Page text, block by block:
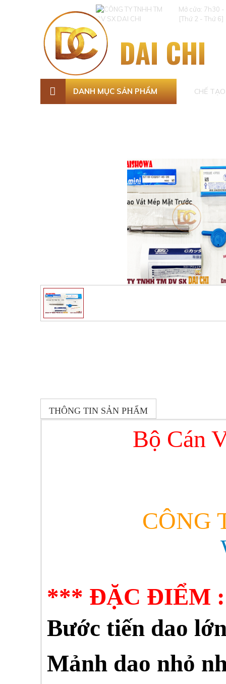
Mở cửa: 7h30
[Thứ 2 - Thứ 6]
DAI CHI
DANH MỤC SẢN PHẨM CHẾ
THÔNG TIN SẢN PHẨM
Bộ Cán
CÔNG
*** ĐẶC ĐIỂM :
Bước tiến dao
Mảnh dao nhỏ